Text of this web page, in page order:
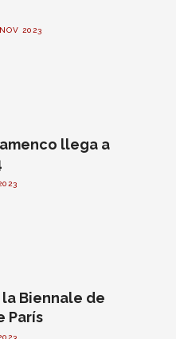
2023
llega a
Biennale de
París